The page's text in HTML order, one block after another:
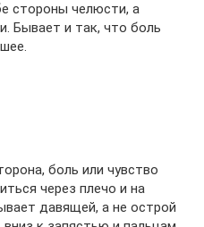
стороны челюсти, а
Бывает и так, что боль
боль или чувство
через плечо и на
давящей, а не острой